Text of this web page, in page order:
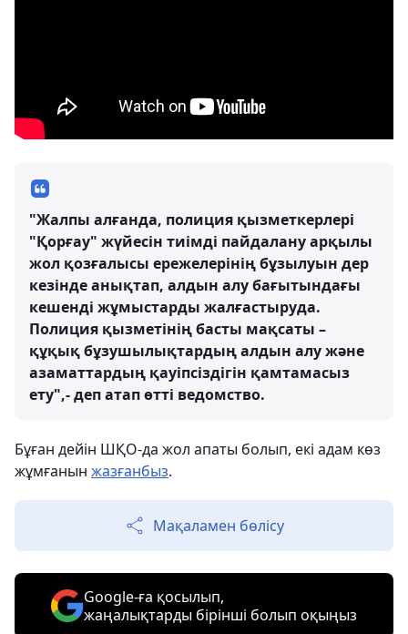
"Жалпы алғанда, полиция қызметкерлері
"Қорғау" жүйесін тиімді пайдалану арқылы
жол қозғалысы ережелерінің бұзылуын дер
кезінде анықтап, алдын алу бағытындағы
кешенді жұмыстарды жалғастыруда.
Полиция қызметінің басты мақсаты –
құқық бұзушылықтардың алдын алу және
азаматтардың қауіпсіздігін қамтамасыз
ету",- деп атап өтті ведомство.
Бұған дейін ШҚО-да жол апаты болып, екі адам көз
жұмғанын жазғанбыз.
Мақаламен бөлісу
Google-ға қосылып,
жаңалықтарды бірінші болып оқыңыз